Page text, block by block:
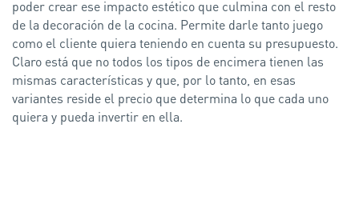
poder crear ese impacto estético que culmina con el resto
de la decoración de la cocina. Permite darle tanto juego
como el cliente quiera teniendo en cuenta su presupuesto.
Claro está que no todos los tipos de encimera tienen las
mismas características y que, por lo tanto, en esas
variantes reside el precio que determina lo que cada uno
quiera y pueda invertir en ella.